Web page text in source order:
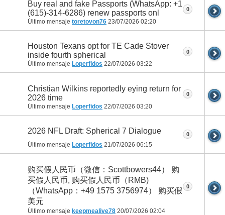
Buy real and fake Passports (WhatsApp: +1
(615)-314-6286) renew passports onl
Último mensaje toretovon76 23/07/2026 02:20
0
Houston Texans opt for TE Cade Stover
inside fourth spherical
Último mensaje Loperfidos 22/07/2026 03:22
0
Christian Wilkins reportedly eying return for
2026 time
Último mensaje Loperfidos 22/07/2026 03:20
0
2026 NFL Draft: Spherical 7 Dialogue
Último mensaje Loperfidos 21/07/2026 06:15
0
购买假人民币（微信：Scottbowers44） 购
买假人民币, 购买假人民币（RMB)
（WhatsApp：+49 1575 3756974） 购买假
美元
Último mensaje keepmealive78 20/07/2026 02:04
0